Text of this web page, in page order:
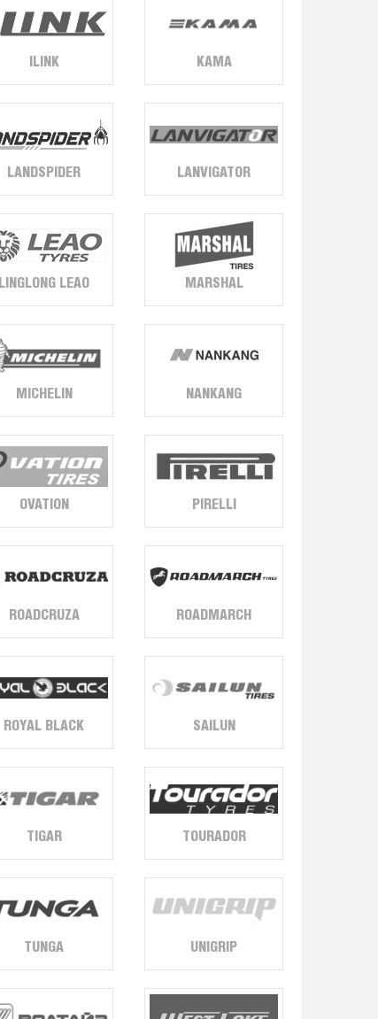
ILINK KAMA
LANDSPIDER LANVIGATOR
LINGLONG LEAO MARSHAL
MICHELIN NANKANG
OVATION PIRELLI
ROADCRUZA ROADMARCH
ROYAL BLACK SAILUN
TIGAR TOURADOR
TUNGA UNIGRIP